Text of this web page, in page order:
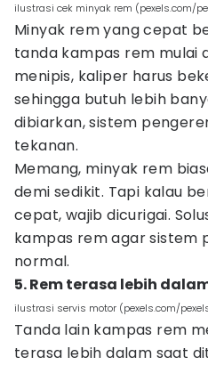
ilustrasi cek minyak rem (pexels.com/
Minyak rem yang cepat
tanda kampas rem mulai
menipis, kaliper harus
sehingga butuh lebih
dibiarkan, sistem
tekanan.
Memang, minyak rem
demi sedikit. Tapi kalau
cepat, wajib dicurigai.
kampas rem agar sistem
normal.
5. Rem terasa lebih
ilustrasi servis motor (pexels.com/
Tanda lain kampas rem
terasa lebih dalam saat